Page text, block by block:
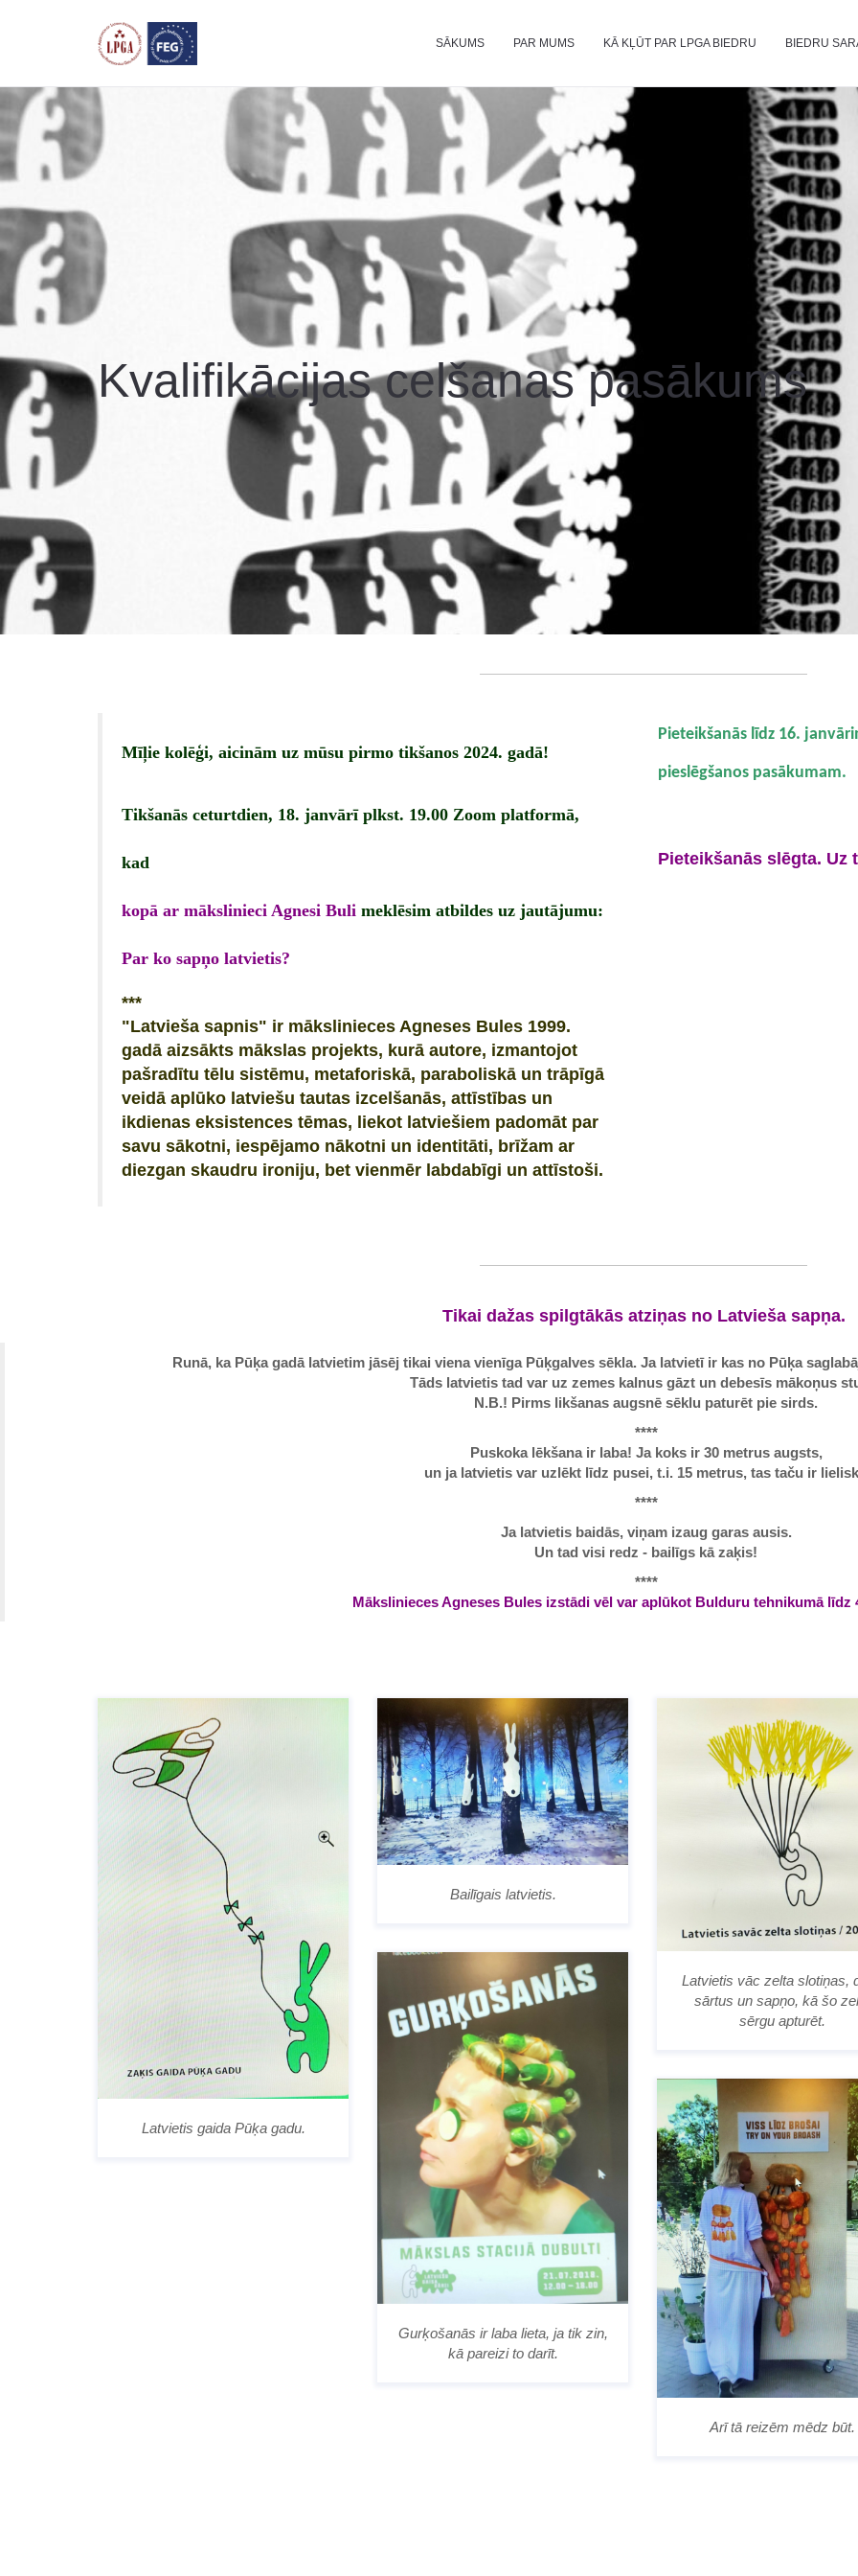
SĀKUMS PAR MUMS KĀ KĻŪT PAR LPGA BIEDRU BIEDRU
Kvalifikācijas celšanas pasākums
Mīļie kolēģi, aicinām uz mūsu pirmo tikšanos 2024. gadā!
Tikšanās ceturtdien, 18. janvārī plkst. 19.00 Zoom platformā,
kad
kopā ar mākslinieci Agnesi Buli meklēsim atbildes uz jautājumu:
Par ko sapņo latvietis?
***
"Latvieša sapnis" ir mākslinieces Agneses Bules 1999.
gadā aizsākts mākslas projekts, kurā autore, izmantojot
pašradītu tēlu sistēmu, metaforiskā, paraboliskā un trāpīgā
veidā aplūko latviešu tautas izcelšanās, attīstības un
ikdienas eksistences tēmas, liekot latviešiem padomāt par
savu sākotni, iespējamo nākotni un identitāti, brīžam ar
diezgan skaudru ironiju, bet vienmēr labdabīgi un attīstoši.
Pieteikšanās līdz 16.
pieslēgšanos pasākumam.
Pieteikšanās slēgta. Uz
Tikai dažas spilgtākās atziņas no Latvieša sapņa.
Runā, ka Pūķa gadā latvietim jāsēj tikai viena vienīga Pūķgalves sēkla. Ja latvietī ir kas no Pūķa
Tāds latvietis tad var uz zemes kalnus gāzt un debesīs mākoņus
N.B.! Pirms likšanas augsnē sēklu paturēt pie sirds.
****
Puskoka lēkšana ir laba! Ja koks ir 30 metrus augsts,
un ja latvietis var uzlēkt līdz pusei, t.i. 15 metrus, tas taču ir
****
Ja latvietis baidās, viņam izaug garas ausis.
Un tad visi redz - bailīgs kā zaķis!
****
Mākslinieces Agneses Bules izstādi vēl var aplūkot Bulduru tehnikumā līdz
Latvietis gaida Pūķa gadu.
Bailīgais latvietis.
Latvietis vāc zelta slotiņas,
sārtus un sapņo, kā šo
sērgu apturēt.
Gurķošanās ir laba lieta, ja tik zin,
kā pareizi to darīt.
Arī tā reizēm mēdz būt.